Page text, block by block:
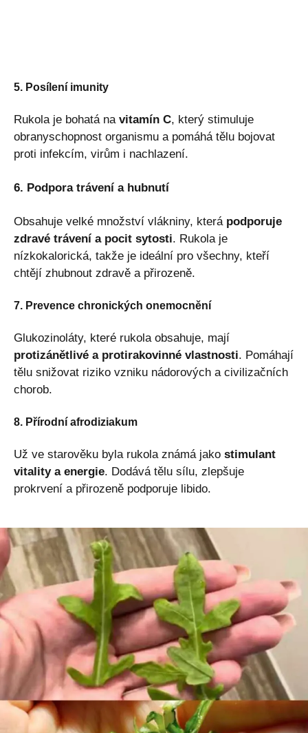
5. Posílení imunity
Rukola je bohatá na vitamín C, který stimuluje
obranyschopnost organismu a pomáhá tělu bojovat
proti infekcím, virům i nachlazení.
6. Podpora trávení a hubnutí
Obsahuje velké množství vlákniny, která podporuje
zdravé trávení a pocit sytosti. Rukola je
nízkokalorická, takže je ideální pro všechny, kteří
chtějí zhubnout zdravě a přirozeně.
7. Prevence chronických onemocnění
Glukozinoláty, které rukola obsahuje, mají
protizánětlivé a protirakovinné vlastnosti. Pomáhají
tělu snižovat riziko vzniku nádorových a civilizačních
chorob.
8. Přírodní afrodiziakum
Už ve starověku byla rukola známá jako stimulant
vitality a energie. Dodává tělu sílu, zlepšuje
prokrvení a přirozeně podporuje libido.